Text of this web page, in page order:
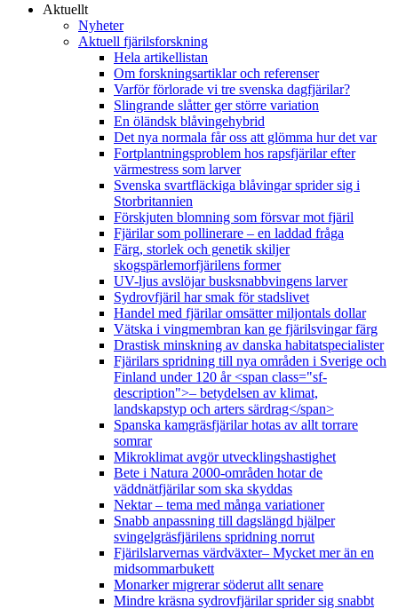
Aktuellt
Nyheter
Aktuell fjärilsforskning
Hela artikellistan
Om forskningsartiklar och referenser
Varför förlorade vi tre svenska dagfjärilar?
Slingrande slåtter ger större variation
En öländsk blåvingehybrid
Det nya normala får oss att glömma hur det var
Fortplantningsproblem hos rapsfjärilar efter
värmestress som larver
Svenska svartfläckiga blåvingar sprider sig i
Storbritannien
Förskjuten blomning som försvar mot fjäril
Fjärilar som pollinerare – en laddad fråga
Färg, storlek och genetik skiljer
skogspärlemorfjärilens former
UV-ljus avslöjar busksnabbvingens larver
Sydrovfjäril har smak för stadslivet
Handel med fjärilar omsätter miljontals dollar
Vätska i vingmembran kan ge fjärilsvingar färg
Drastisk minskning av danska habitatspecialister
Fjärilars spridning till nya områden i Sverige och
Finland under 120 år <span class="sf-
description">– betydelsen av klimat,
landskapstyp och arters särdrag</span>
Spanska kamgräsfjärilar hotas av allt torrare
somrar
Mikroklimat avgör utvecklingshastighet
Bete i Natura 2000-områden hotar de
väddnätfjärilar som ska skyddas
Nektar – tema med många variationer
Snabb anpassning till dagslängd hjälper
svingelgräsfjärilens spridning norrut
Fjärilslarvernas värdväxter– Mycket mer än en
midsommarbukett
Monarker migrerar söderut allt senare
Mindre kräsna sydrovfjärilar sprider sig snabbt